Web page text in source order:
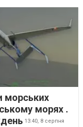
морських
морях .
13:40, 8 серпня